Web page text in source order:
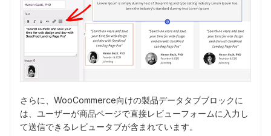
さらに、WooCommerce向けの製品データタブブロックに
は、ユーザーが商品ページで直接レビューフォームに入力し
て送信できるレビュータブが含まれています。